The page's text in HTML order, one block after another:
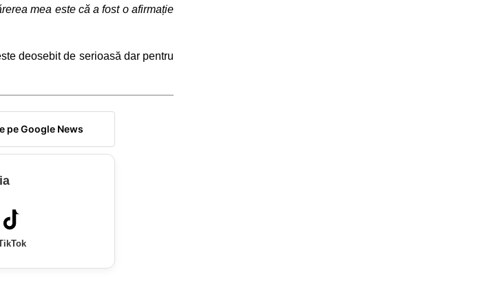
mea este că a fost o afirmație
deosebit de serioasă dar pentru
pe Google News